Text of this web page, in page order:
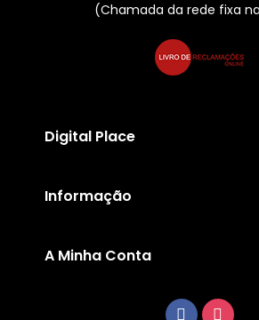
(Chamada da rede fixa
Digital Place
Informação
A Minha Conta